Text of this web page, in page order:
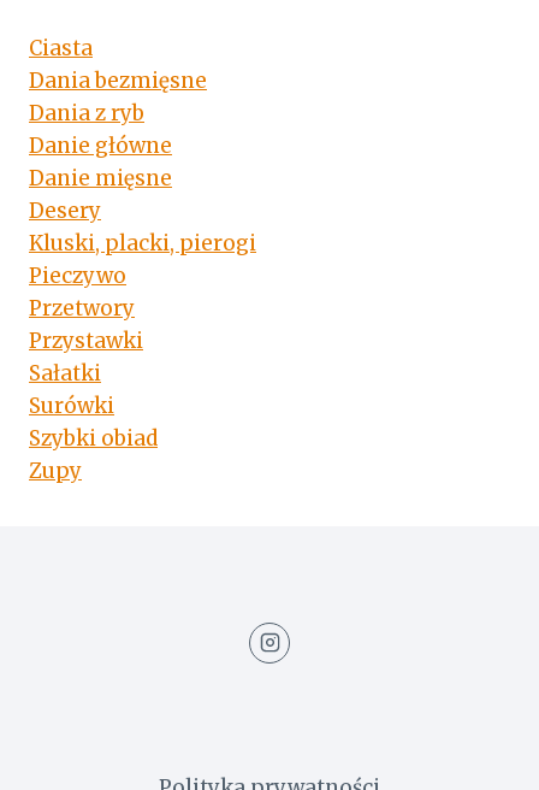
Ciasta
Dania bezmięsne
Dania z ryb
Danie główne
Danie mięsne
Desery
Kluski, placki, pierogi
Pieczywo
Przetwory
Przystawki
Sałatki
Surówki
Szybki obiad
Zupy